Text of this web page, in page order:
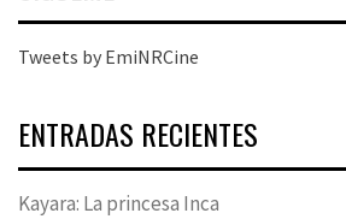
Tweets by EmiNRCine
ENTRADAS RECIENTES
Kayara: La princesa Inca